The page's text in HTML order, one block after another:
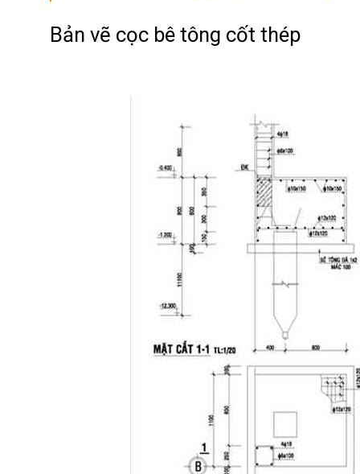
Bản vẽ cọc bê tông cốt thép